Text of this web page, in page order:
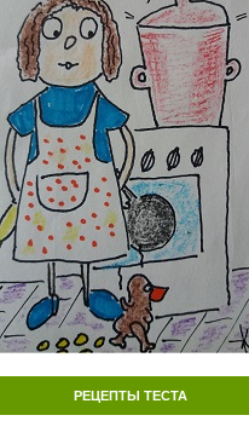
РЕЦЕПТЫ ТЕСТА